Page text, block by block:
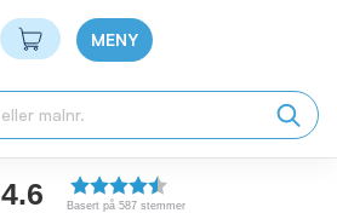
Min handlekurv
MENY
4.6 Basert på 587 stemmer